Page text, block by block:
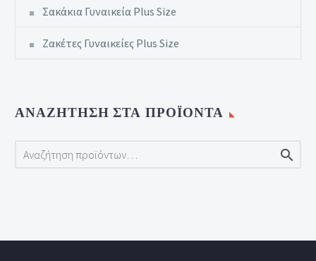
Σακάκια Γυναικεία Plus Size
Ζακέτες Γυναικείες Plus Size
ΑΝΑΖΉΤΗΣΗ ΣΤΑ ΠΡΟΪΌΝΤΑ
